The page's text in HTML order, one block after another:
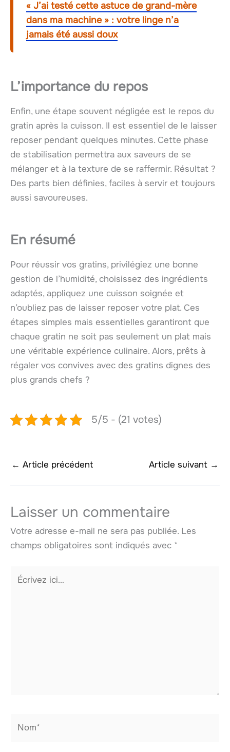
« J’ai testé cette astuce de grand-mère
dans ma machine » : votre linge n’a
jamais été aussi doux
L’importance du repos
Enfin, une étape souvent négligée est le repos du
gratin après la cuisson. Il est essentiel de le laisser
reposer pendant quelques minutes. Cette phase
de stabilisation permettra aux saveurs de se
mélanger et à la texture de se raffermir. Résultat ?
Des parts bien définies, faciles à servir et toujours
aussi savoureuses.
En résumé
Pour réussir vos gratins, privilégiez une bonne
gestion de l’humidité, choisissez des ingrédients
adaptés, appliquez une cuisson soignée et
n’oubliez pas de laisser reposer votre plat. Ces
étapes simples mais essentielles garantiront que
chaque gratin ne soit pas seulement un plat mais
une véritable expérience culinaire. Alors, prêts à
régaler vos convives avec des gratins dignes des
plus grands chefs ?
5/5 - (21 votes)
← Article précédent Article suivant →
Laisser un commentaire
Votre adresse e-mail ne sera pas publiée. Les
champs obligatoires sont indiqués avec *
Écrivez